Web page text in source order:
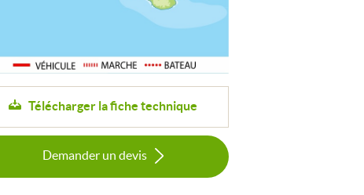
Télécharger la fiche technique
Demander un devis